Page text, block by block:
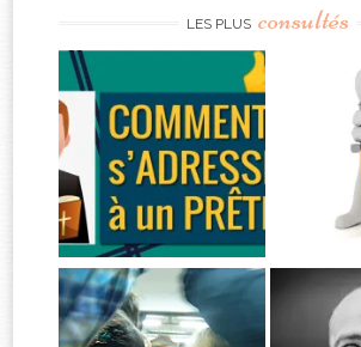
LES PLUS consultés